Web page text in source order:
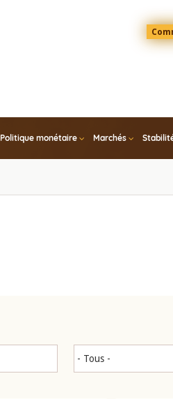
Menu
Top
Politique monétaire Marchés